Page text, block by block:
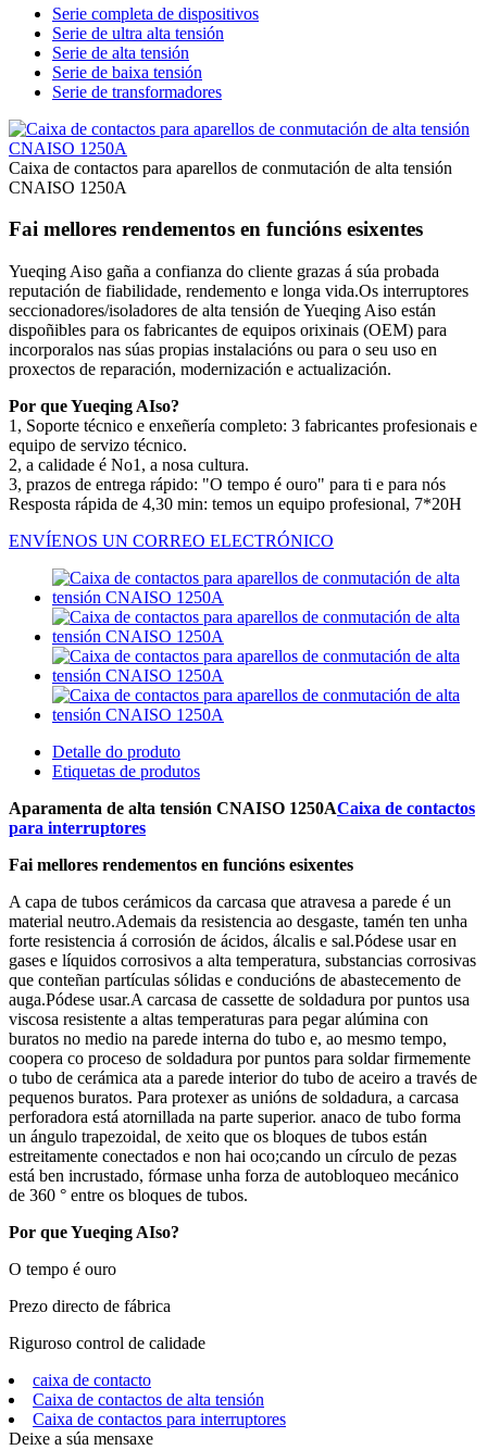
Serie completa de dispositivos
Serie de ultra alta tensión
Serie de alta tensión
Serie de baixa tensión
Serie de transformadores
Caixa de contactos para aparellos de conmutación de alta tensión
CNAISO 1250A
Fai mellores rendementos en funcións esixentes
Yueqing Aiso gaña a confianza do cliente grazas á súa probada
reputación de fiabilidade, rendemento e longa vida.Os interruptores
seccionadores/isoladores de alta tensión de Yueqing Aiso están
dispoñibles para os fabricantes de equipos orixinais (OEM) para
incorporalos nas súas propias instalacións ou para o seu uso en
proxectos de reparación, modernización e actualización.
Por que Yueqing AIso?
1, Soporte técnico e enxeñería completo: 3 fabricantes profesionais e
equipo de servizo técnico.
2, a calidade é No1, a nosa cultura.
3, prazos de entrega rápido: "O tempo é ouro" para ti e para nós
Resposta rápida de 4,30 min: temos un equipo profesional, 7*20H
ENVÍENOS UN CORREO ELECTRÓNICO
Detalle do produto
Etiquetas de produtos
Aparamenta de alta tensión CNAISO 1250ACaixa de contactos
para interruptores
Fai mellores rendementos en funcións esixentes
A capa de tubos cerámicos da carcasa que atravesa a parede é un
material neutro.Ademais da resistencia ao desgaste, tamén ten unha
forte resistencia á corrosión de ácidos, álcalis e sal.Pódese usar en
gases e líquidos corrosivos a alta temperatura, substancias corrosivas
que conteñan partículas sólidas e conducións de abastecemento de
auga.Pódese usar.A carcasa de cassette de soldadura por puntos usa
viscosa resistente a altas temperaturas para pegar alúmina con
buratos no medio na parede interna do tubo e, ao mesmo tempo,
coopera co proceso de soldadura por puntos para soldar firmemente
o tubo de cerámica ata a parede interior do tubo de aceiro a través de
pequenos buratos. Para protexer as unións de soldadura, a carcasa
perforadora está atornillada na parte superior. anaco de tubo forma
un ángulo trapezoidal, de xeito que os bloques de tubos están
estreitamente conectados e non hai oco;cando un círculo de pezas
está ben incrustado, fórmase unha forza de autobloqueo mecánico
de 360 ​​° entre os bloques de tubos.
Por que Yueqing AIso?
O tempo é ouro
Prezo directo de fábrica
Riguroso control de calidade
caixa de contacto
Caixa de contactos de alta tensión
Caixa de contactos para interruptores
Deixe a súa mensaxe